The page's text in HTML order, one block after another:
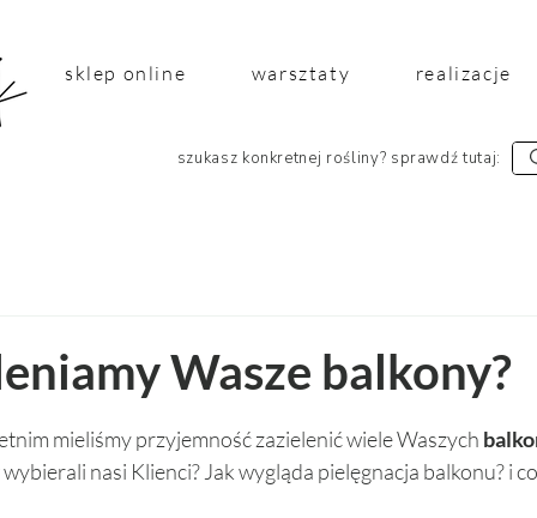
sklep online warsztaty realizacje
szukasz konkretnej rośliny? sprawdź tutaj:
Wasze balkony?
gwiazdek.
mieliśmy przyjemność zazielenić wiele Waszych
nasi Klienci? Jak wygląda pielęgnacja balkonu? i